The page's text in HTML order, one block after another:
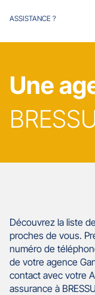
ASSISTANCE ?
Une
Découvrez la liste
proches de vous.
numéro de
de votre agence
contact avec votre
assurance à